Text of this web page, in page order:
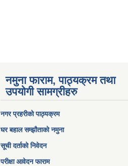
नमुना फाराम, पाठ्यक्रम तथा
उपयोगी सामग्रीहरु
नगर प्रहरीको पाठ्यक्रम
घर बहाल सम्झौताको नमुना
सूची दर्ताको निवेदन
परीक्षा आवेदन फाराम